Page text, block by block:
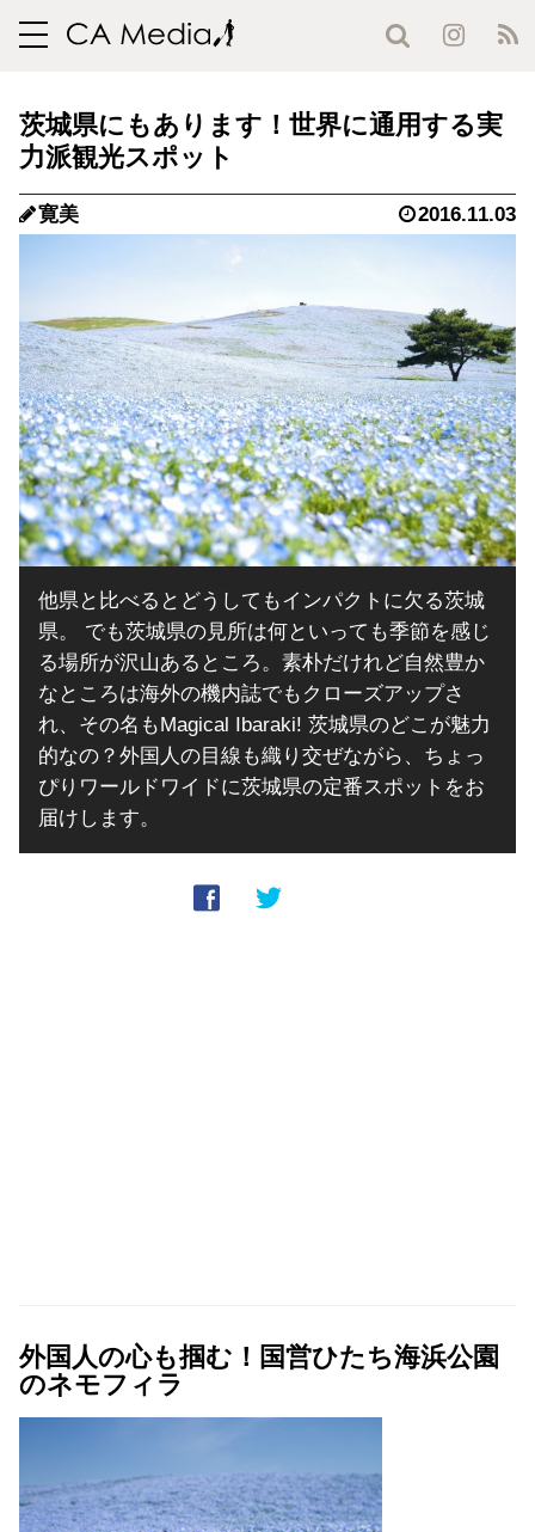
toggle
茨城県にもあります！世界に通用する実
力派観光スポット
寛美 2016.11.03
他県と比べるとどうしてもインパクトに欠る茨城
県。 でも茨城県の見所は何といっても季節を感じ
る場所が沢山あるところ。素朴だけれど自然豊か
なところは海外の機内誌でもクローズアップさ
れ、その名もMagical Ibaraki! 茨城県のどこが魅力
的なの？外国人の目線も織り交ぜながら、ちょっ
ぴりワールドワイドに茨城県の定番スポットをお
届けします。
外国人の心も掴む！国営ひたち海浜公園
のネモフィラ